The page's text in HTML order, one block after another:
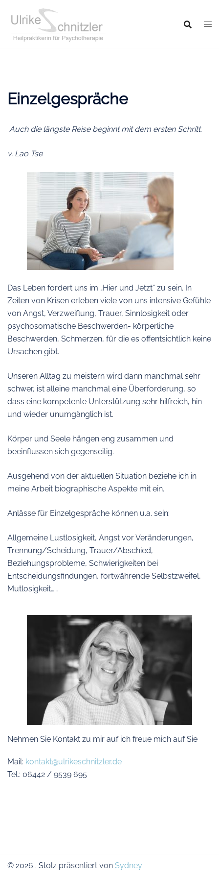
Inhalt
Einzelgespräche
Auch die längste Reise beginnt mit dem ersten Schritt.
v. Lao Tse
Das Leben fordert uns im „Hier und Jetzt“ zu sein. In
Zeiten von Krisen erleben viele von uns intensive Gefühle
von Angst, Verzweiflung, Trauer, Sinnlosigkeit oder
psychosomatische Beschwerden- körperliche
Beschwerden, Schmerzen, für die es offentsichtlich keine
Ursachen gibt.
Unseren Alltag zu meistern wird dann manchmal sehr
schwer, ist alleine manchmal eine Überforderung, so
dass eine kompetente Unterstützung sehr hilfreich, hin
und wieder unumgänglich ist.
Körper und Seele hängen eng zusammen und
beeinflussen sich gegenseitig.
Ausgehend von der aktuellen Situation beziehe ich in
meine Arbeit biographische Aspekte mit ein.
Anlässe für Einzelgespräche können u.a. sein:
Allgemeine Lustlosigkeit, Angst vor Veränderungen,
Trennung/Scheidung, Trauer/Abschied,
Beziehungsprobleme, Schwierigkeiten bei
Entscheidungsfindungen, fortwährende Selbstzweifel,
Mutlosigkeit……
Nehmen Sie Kontakt zu mir auf ich freue mich auf Sie
Mail: kontakt@ulrikeschnitzler.de
Tel.: 06442 / 9539 695
© 2026 . Stolz präsentiert von Sydney